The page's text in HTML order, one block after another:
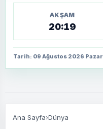
AKŞAM
20:19
Tarih: 09 Ağustos 2026 Pazar
Ana Sayfa›Dünya